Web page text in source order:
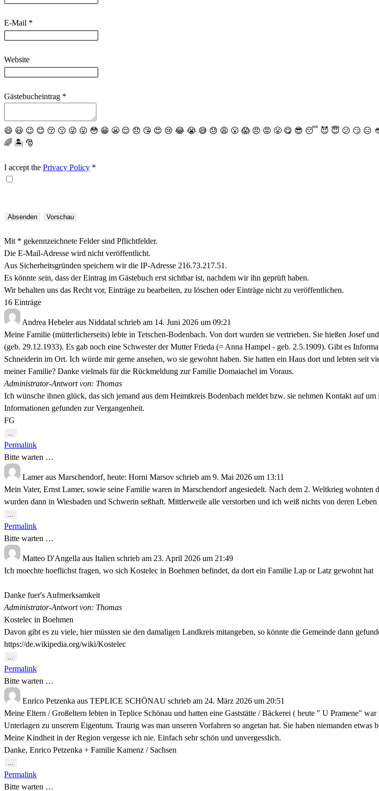
E-Mail *
Website
Gästebucheintrag *
😄 😃 😉 😊 😚 😗 😜 😛 😳 😁 😬 😌 😞 😘 😍 😢 😂 😭 😅 😓 😩 😮 😱 😠 😡 😤 😋 😎 😴 😈 😇 😕 😏 😑
🌈 🏝 🎅
I accept the Privacy Policy *
Mit * gekennzeichnete Felder sind Pflichtfelder.
Die E-Mail-Adresse wird nicht veröffentlicht.
Aus Sicherheitsgründen speichern wir die IP-Adresse 216.73.217.51.
Es könnte sein, dass der Eintrag im Gästebuch erst sichtbar ist, nachdem wir ihn geprüft haben.
Wir behalten uns das Recht vor, Einträge zu bearbeiten, zu löschen oder Einträge nicht zu veröffentlichen.
16 Einträge
Andrea Hebeleraus Niddatal schrieb am 14. Juni 2026 um 09:21
Meine Familie (mütterlicherseits) lebte in Tetschen-Bodenbach. Von dort wurden sie vertrieben. Sie hießen Josef
(geb. 29.12.1933). Es gab noch eine Schwester der Mutter Frieda (= Anna Hampel - geb. 2.5.1909). Gibt es
Schneiderin im Ort. Ich würde mir gerne ansehen, wo sie gewohnt haben. Sie hatten ein Haus dort und lebten seit
meiner Familie? Danke vielmals für die Rückmeldung zur Familie Domaiachel im Voraus.
Administrator-Antwort von: Thomas
Ich wünsche ihnen glück, das sich jemand aus dem Heimtkreis Bodenbach meldet bzw. sie nehmen Kontakt auf
Informationen gefunden zur Vergangenheit.
FG
...
Metabox
ein-/ausblenden.
Permalink
Bitte warten …
Lameraus Marschendorf, heute: Horni Marsov schrieb am 9. Mai 2026 um 13:11
Mein Vater, Ernst Lamer, sowie seine Familie waren in Marschendorf angesiedelt. Nach dem 2. Weltkrieg
wurden dann in Wiesbaden und Schwerin seßhaft. Mittlerweile alle verstorben und ich weiß nichts von deren
...
Metabox
ein-/ausblenden.
Permalink
Bitte warten …
Matteo D'Angella aus Italien schrieb am 23. April 2026 um 21:49
Ich moechte hoeflichst fragen, wo sich Kostelec in Boehmen befindet, da dort ein Familie Lap or Latz gewohnt hat
Danke fuer's Aufmerksamkeit
Administrator-Antwort von: Thomas
Kostelec in Boehmen
Davon gibt es zu viele, hier müssten sie den damaligen Landkreis mitangeben, so könnte die Gemeinde dann
https://de.wikipedia.org/wiki/Kostelec
...
Metabox
ein-/ausblenden.
Permalink
Bitte warten …
Enrico Petzenka aus TEPLICE SCHÖNAU schrieb am 24. März 2026 um 20:51
Meine Eltern / Großeltern lebten in Teplice Schönau und hatten eine Gaststätte / Bäckerei ( heute " U Pramene"
Unterlagen zu unserem Eigentum. Traurig was man unseren Vorfahren so angetan hat. Sie haben niemanden etwas
Meine Kindheit in der Region vergesse ich nie. Einfach sehr schön und unvergesslich.
Danke, Enrico Petzenka + Familie Kamenz / Sachsen
...
Metabox
ein-/ausblenden.
Permalink
Bitte warten …